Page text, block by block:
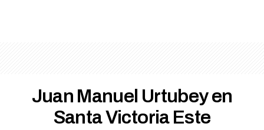
Juan Manuel Urtubey en
Santa Victoria Este